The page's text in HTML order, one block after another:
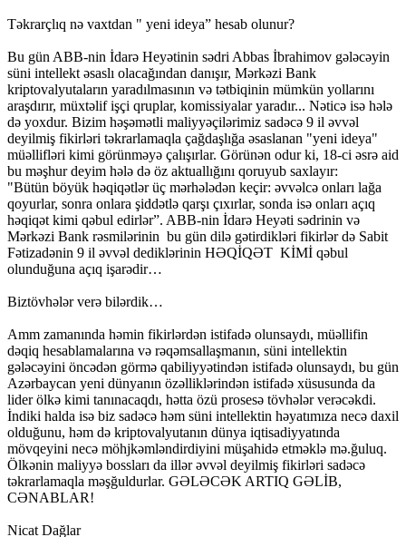
Təkrarçlıq nə vaxtdan " yeni ideya” hesab olunur?
Bu gün ABB-nin İdarə Heyətinin sədri Abbas İbrahimov gələcəyin
süni intellekt əsaslı olacağından danışır, Mərkəzi Bank
kriptovalyutaların yaradılmasının və tətbiqinin mümkün yollarını
araşdırır, müxtəlif işçi qruplar, komissiyalar yaradır... Nəticə isə hələ
də yoxdur. Bizim həşəmətli maliyyəçilərimiz sadəcə 9 il əvvəl
deyilmiş fikirləri təkrarlamaqla çağdaşlığa əsaslanan "yeni ideya"
müəllifləri kimi görünməyə çalışırlar. Görünən odur ki, 18-ci əsrə aid
bu məşhur deyim hələ də öz aktuallığını qoruyub saxlayır:
"Bütün böyük həqiqətlər üç mərhələdən keçir: əvvəlcə onları lağa
qoyurlar, sonra onlara şiddətlə qarşı çıxırlar, sonda isə onları açıq
həqiqət kimi qəbul edirlər”. ABB-nin İdarə Heyəti sədrinin və
Mərkəzi Bank rəsmilərinin bu gün dilə gətirdikləri fikirlər də Sabit
Fətizadənin 9 il əvvəl dediklərinin HƏQİQƏT KİMİ qəbul
olunduğuna açıq işarədir…
Biztövhələr verə bilərdik…
Amm zamanında həmin fikirlərdən istifadə olunsaydı, müəllifin
dəqiq hesablamalarına və rəqəmsallaşmanın, süni intellektin
gələcəyini öncədən görmə qabiliyyətindən istifadə olunsaydı, bu gün
Azərbaycan yeni dünyanın özəlliklərindən istifadə xüsusunda da
lider ölkə kimi tanınacaqdı, hətta özü prosesə tövhələr verəcəkdi.
İndiki halda isə biz sadəcə həm süni intellektin həyatımıza necə daxil
olduğunu, həm də kriptovalyutanın dünya iqtisadiyyatında
mövqeyini necə möhjkəmləndirdiyini müşahidə etməklə mə.ğuluq.
Ölkənin maliyyə bossları da illər əvvəl deyilmiş fikirləri sadəcə
təkrarlamaqla məşğuldurlar. GƏLƏCƏK ARTIQ GƏLİB,
CƏNABLAR!
Nicat Dağlar